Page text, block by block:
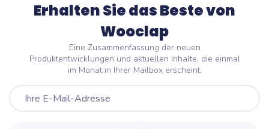
Erhalten Sie das Beste von
Wooclap
Eine Zusammenfassung der neuen
Produktentwicklungen und aktuellen Inhalte, die einmal
im Monat in Ihrer Mailbox erscheint.